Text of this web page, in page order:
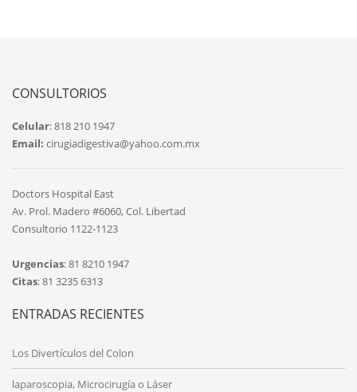
CONSULTORIOS
Celular: 818 210 1947
Email: cirugiadigestiva@yahoo.com.mx
Doctors Hospital East
Av. Prol. Madero #6060, Col. Libertad
Consultorio 1122-1123
Urgencias: 81 8210 1947
Citas: 81 3235 6313
ENTRADAS RECIENTES
Los Divertículos del Colon
laparoscopia, Microcirugía o Láser